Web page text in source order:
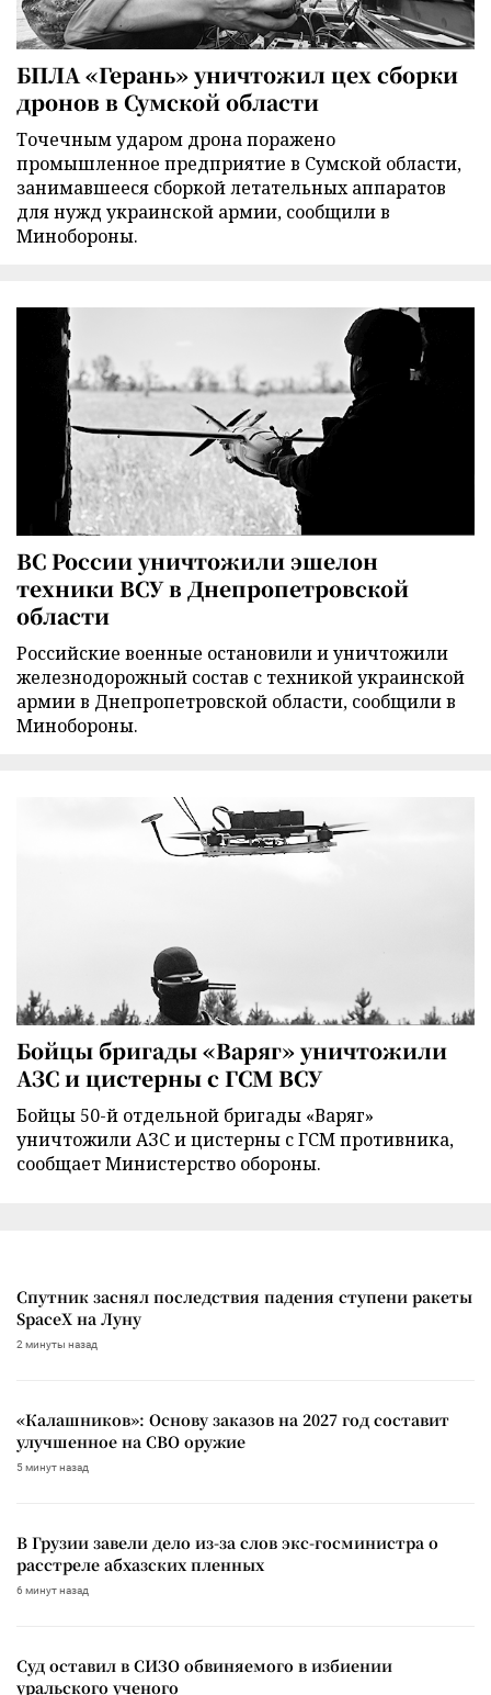
БПЛА «Герань» уничтожил цех сборки
дронов в Сумской области
Точечным ударом дрона поражено
промышленное предприятие в Сумской области,
занимавшееся сборкой летательных аппаратов
для нужд украинской армии, сообщили в
Минобороны.
ВС России уничтожили эшелон
техники ВСУ в Днепропетровской
области
Российские военные остановили и уничтожили
железнодорожный состав с техникой украинской
армии в Днепропетровской области, сообщили в
Минобороны.
Бойцы бригады «Варяг» уничтожили
АЗС и цистерны с ГСМ ВСУ
Бойцы 50-й отдельной бригады «Варяг»
уничтожили АЗС и цистерны с ГСМ противника,
сообщает Министерство обороны.
Спутник заснял последствия падения ступени ракеты
SpaceX на Луну
2 минуты назад
«Калашников»: Основу заказов на 2027 год составит
улучшенное на СВО оружие
5 минут назад
В Грузии завели дело из-за слов экс-госминистра о
расстреле абхазских пленных
6 минут назад
Суд оставил в СИЗО обвиняемого в избиении
уральского ученого